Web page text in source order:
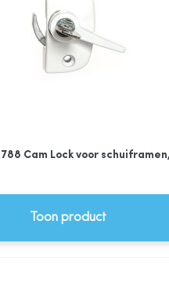
788 Cam Lock voor
Toon product